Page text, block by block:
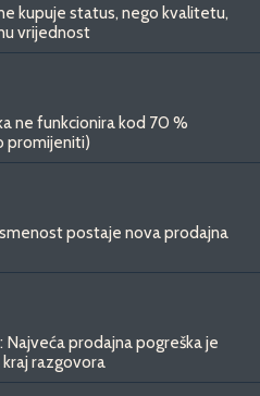
kupuje status, nego kvalitetu,
vrijednost
ne funkcionira kod 70 %
promijeniti)
postaje nova prodajna
Najveća prodajna pogreška je
razgovora